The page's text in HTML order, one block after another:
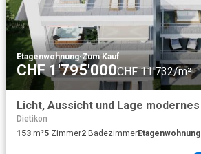
Etagenwohnung·Zum Kauf
CHF 1'795'000CHF 11'732/m²
Dietikon
153 m²5 Zimmer2 BadezimmerEtagenwohnung